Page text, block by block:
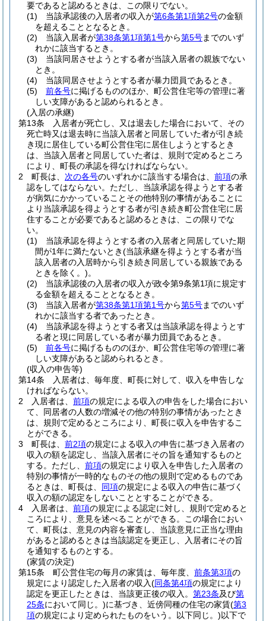
要であると認めるときは、この限りでない。
(1)
当該承認後の入居者の収入が第6条第1項第2号の金額
を超えることとなるとき。
(2)
当該入居者が第38条第1項第1号から第5号までのいず
れかに該当するとき。
(3)
当該同居させようとする者が当該入居者の親族でない
とき。
(4)
当該同居させようとする者が暴力団員であるとき。
(5)
前各号に掲げるもののほか、町公営住宅等の管理に著
しい支障があると認められるとき。
(入居の承継)
第13条
入居者が死亡し、又は退去した場合において、その
死亡時又は退去時に当該入居者と同居していた者が引き続
き現に居住している町公営住宅に居住しようとするとき
は、当該入居者と同居していた者は、規則で定めるところ
により、町長の承認を得なければならない。
2
町長は、 次の各号のいずれかに該当する場合は、 前項の承
認をしてはならない。 ただし、当該承認を得ようとする者
が病気にかかっていることその他特別の事情があることに
より当該承認を得ようとする者が引き続き町公営住宅に居
住することが必要であると認めるときは、この限りでな
い。
(1)
当該承認を得ようとする者の入居者と同居していた期
間が1年に満たないとき(当該承継を得ようとする者が当
該入居者の入居時から引き続き同居している親族である
ときを除く。)。
(2)
当該承認後の入居者の収入が政令第9条第1項に規定す
る金額を超えることとなるとき。
(3)
当該入居者が第38条第1項第1号から第5号までのいず
れかに該当する者であったとき。
(4)
当該承認を得ようとする者又は当該承認を得ようとす
る者と現に同居している者が暴力団員であるとき。
(5)
前各号に掲げるもののほか、町公営住宅等の管理に著
しい支障があると認められるとき。
(収入の申告等)
第14条
入居者は、毎年度、町長に対して、収入を申告しな
ければならない。
2
入居者は、 前項の規定による収入の申告をした場合におい
て、同居者の人数の増減その他の特別の事情があったとき
は、規則で定めるところにより、町長に収入を申告するこ
とができる。
3
町長は、 前2項の規定による収入の申告に基づき入居者の
収入の額を認定し、当該入居者にその旨を通知するものと
する。 ただし、 前項の規定により収入を申告した入居者の
特別の事情が一時的なものその他の規則で定めるものであ
るときは、町長は、 同項の規定による収入の申告に基づく
収入の額の認定をしないこととすることができる。
4
入居者は、 前項の規定による認定に対し、規則で定めると
ころにより、意見を述べることができる。
この場合におい
て、町長は、意見の内容を審査し、当該意見に正当な理由
があると認めるときは当該認定を更正し、入居者にその旨
を通知するものとする。
(家賃の決定)
第15条
町公営住宅の毎月の家賃は、毎年度、 前条第3項の
規定により認定した入居者の収入(同条第4項の規定により
認定を更正したときは、当該更正後の収入。 第23条及び第
25条において同じ。)に基づき、近傍同種の住宅の家賃(第3
項の規定により定められたものをいう。以下同じ。)以下で